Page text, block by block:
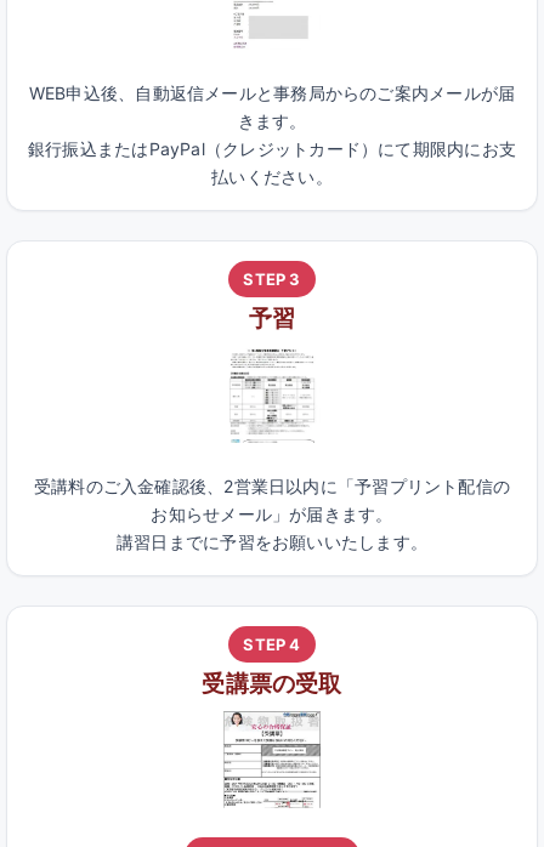
WEB申込後、自動返信メールと事務局からのご案内メールが届
きます。
銀行振込またはPayPal（クレジットカード）にて期限内にお支
払いください。
STEP 3
予習
受講料のご入金確認後、2営業日以内に「予習プリント配信の
お知らせメール」が届きます。
講習日までに予習をお願いいたします。
STEP 4
受講票の受取